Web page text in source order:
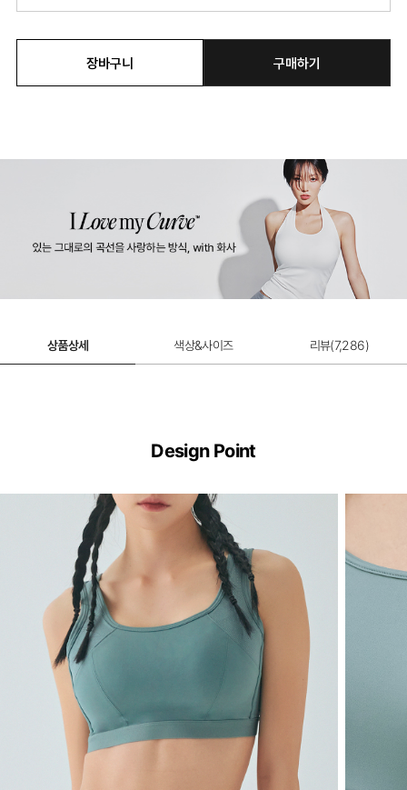
장바구니 구매하기
상품상세 색상&사이즈 리뷰(7,286)
Design Point